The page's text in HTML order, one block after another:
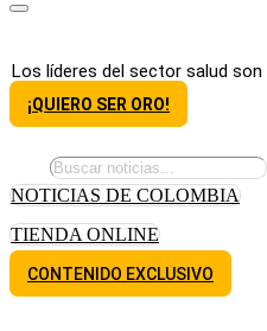
Los líderes del sector salud son
¡QUIERO SER ORO!
NOTICIAS DE COLOMBIA
TIENDA ONLINE
CONTENIDO EXCLUSIVO